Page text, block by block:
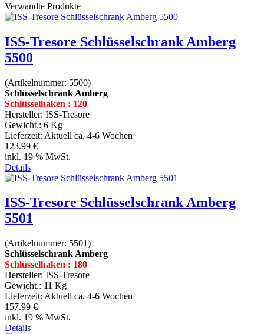
Verwandte Produkte
ISS-Tresore Schlüsselschrank Amberg
5500
(Artikelnummer: 5500)
Schlüsselschrank Amberg
Schlüsselhaken : 120
Hersteller: ISS-Tresore
Gewicht.: 6 Kg
Lieferzeit: Aktuell ca. 4-6 Wochen
123.99 €
inkl. 19 % MwSt.
Details
ISS-Tresore Schlüsselschrank Amberg
5501
(Artikelnummer: 5501)
Schlüsselschrank Amberg
Schlüsselhaken : 180
Hersteller: ISS-Tresore
Gewicht.: 11 Kg
Lieferzeit: Aktuell ca. 4-6 Wochen
157.99 €
inkl. 19 % MwSt.
Details